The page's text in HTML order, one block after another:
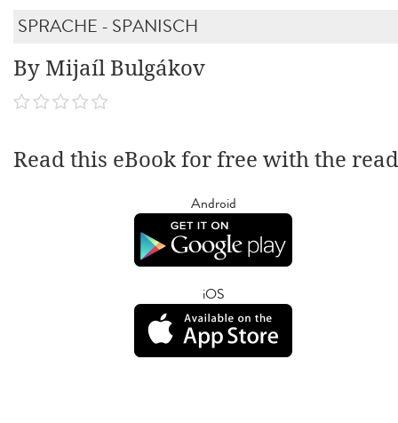
SPRACHE - SPANISCH
By Mijaíl Bulgákov
Read this eBook for free with the
Android
iOS